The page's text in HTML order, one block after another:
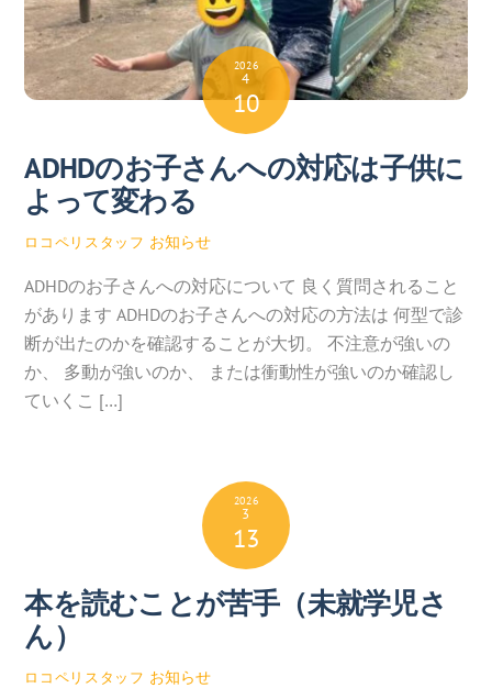
2026
4
10
ADHDのお子さんへの対応は子供に
よって変わる
ロコペリスタッフ お知らせ
ADHDのお子さんへの対応について 良く質問されること
があります ADHDのお子さんへの対応の方法は 何型で診
断が出たのかを確認することが大切。 不注意が強いの
か、 多動が強いのか、 または衝動性が強いのか確認し
ていくこ […]
2026
3
13
本を読むことが苦手（未就学児さ
ん）
ロコペリスタッフ お知らせ